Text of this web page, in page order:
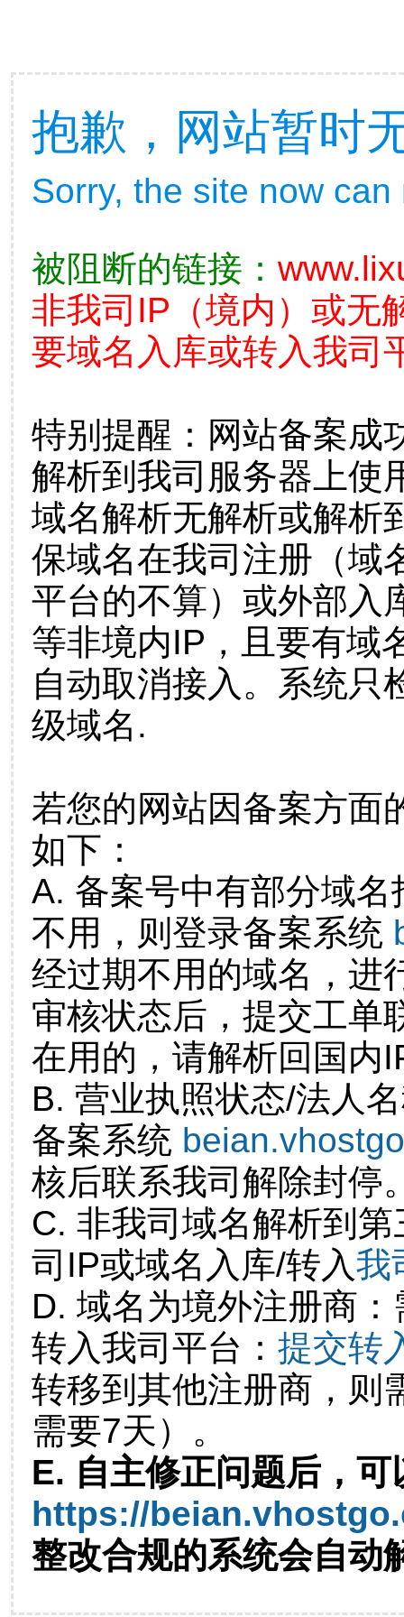
抱歉，网站暂时
Sorry, the site now
被阻断的链接：
非我司IP（境内）或无
要域名入库或转入我司
特别提醒：网站备案成
解析到我司服务器上使
域名解析无解析或解析
保域名在我司注册（域
平台的不算）或外部入
等非境内IP，且要有域
自动取消接入。系统只
级域名.
若您的网站因备案方面
如下：
A. 备案号中有部分域
不用，则登录备案系统
经过期不用的域名，进
审核状态后，提交工单
在用的，请解析回国内
B. 营业执照状态/法人
备案系统
核后联系我司解除封停
C. 非我司域名解析到
司IP或域名入库/转入我
D. 域名为境外注册商
转入我司平台： 提交转
转移到其他注册商，则
需要7天）。
E. 自主修正问题后，可
https://
整改合规的系统会自动